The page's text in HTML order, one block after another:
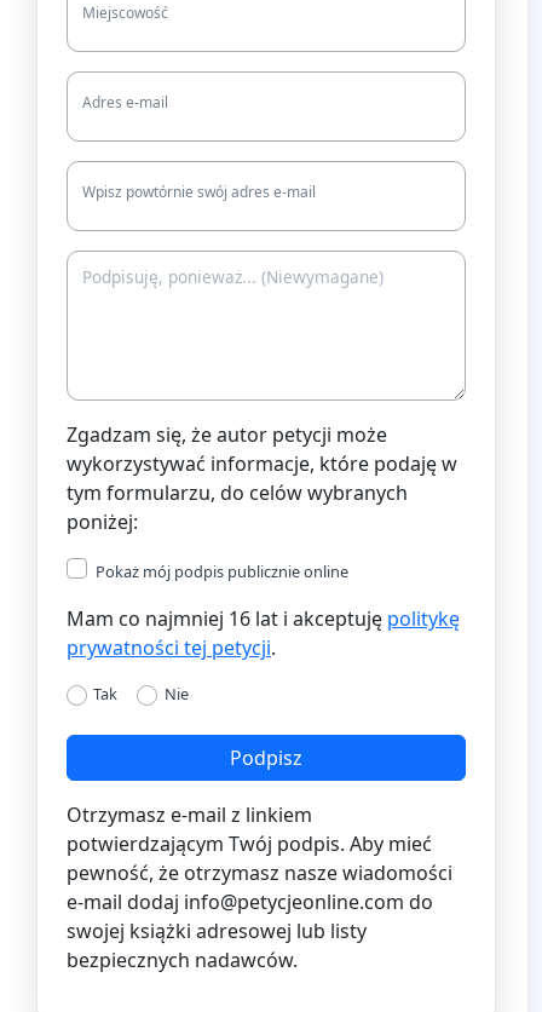
Miejscowość
Adres e-mail
Wpisz powtórnie swój adres e-mail
Zgadzam się, że autor petycji może
wykorzystywać informacje, które podaję w
tym formularzu, do celów wybranych
poniżej:
Pokaż mój podpis publicznie online
Mam co najmniej 16 lat i akceptuję politykę
prywatności tej petycji.
Tak Nie
Podpisz
Otrzymasz e-mail z linkiem
potwierdzającym Twój podpis. Aby mieć
pewność, że otrzymasz nasze wiadomości
e-mail dodaj info@petycjeonline.com do
swojej książki adresowej lub listy
bezpiecznych nadawców.